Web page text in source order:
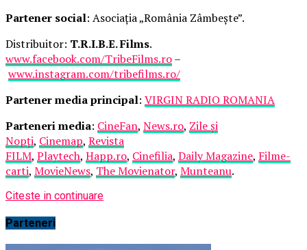
Partener social: Asociația „România Zâmbește”.
Distribuitor: T.R.I.B.E. Films.
www.facebook.com/TribeFilms.ro–
www.instagram.com/tribefilms.ro/
Partener media principal: VIRGIN RADIO ROMANIA
Parteneri media: CineFan, News.ro, Zile și
Nopți, Cinemap, Revista
FILM, Playtech, Happ.ro, Cinefilia, Daily Magazine, Filme-
carti, MovieNews, The Movienator, Munteanu.
Citeste in continuare
Parteneri